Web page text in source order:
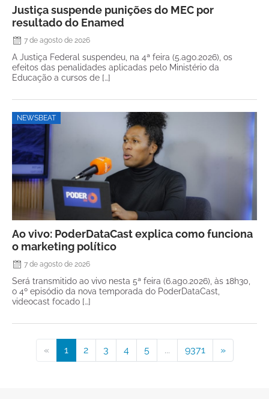
Justiça suspende punições do MEC por
resultado do Enamed
7 de agosto de 2026
A Justiça Federal suspendeu, na 4ª feira (5.ago.2026), os
efeitos das penalidades aplicadas pelo Ministério da
Educação a cursos de […]
NEWSBEAT
Ao vivo: PoderDataCast explica como funciona
o marketing político
7 de agosto de 2026
Será transmitido ao vivo nesta 5ª feira (6.ago.2026), às 18h30,
o 4º episódio da nova temporada do PoderDataCast,
videocast focado […]
« 1 2 3 4 5 ... 9371 »